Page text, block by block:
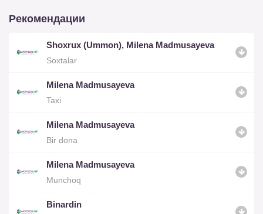
Рекомендации
Shoxrux (Ummon), Milena Madmusayeva
Soxtalar
Milena Madmusayeva
Taxi
Milena Madmusayeva
Bir dona
Milena Madmusayeva
Munchoq
Binardin